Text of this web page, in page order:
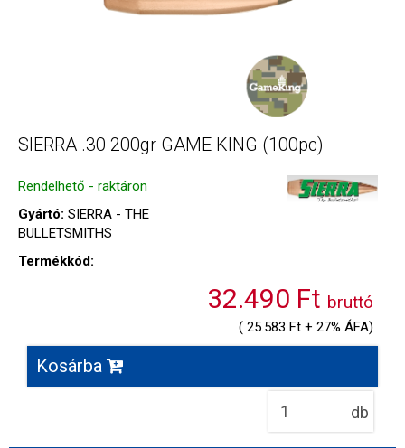
SIERRA .30 200gr GAME KING (100pc)
Rendelhető - raktáron
Gyártó: SIERRA - THE
BULLETSMITHS
Termékkód:
32.490 Ft bruttó
( 25.583 Ft + 27% ÁFA)
Kosárba
db